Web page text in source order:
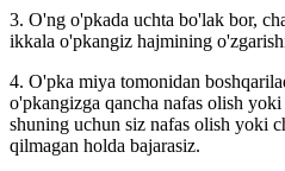
3. O'ng o'pkada uchta bo'lak bor,
ikkala o'pkangiz hajmining
4. O'pka miya tomonidan
o'pkangizga qancha nafas olish
shuning uchun siz nafas olish yoki
qilmagan holda bajarasiz.